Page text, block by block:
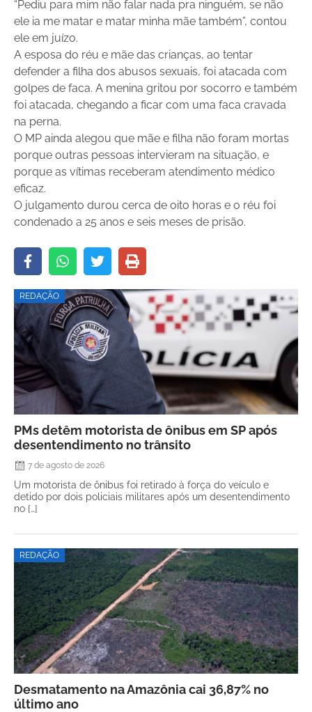
“Pediu para mim não falar nada pra ninguém, se não
ele ia me matar e matar minha mãe também”, contou
ele em juízo.
A esposa do réu e mãe das crianças, ao tentar
defender a filha dos abusos sexuais, foi atacada com
golpes de faca. A menina gritou por socorro e também
foi atacada, chegando a ficar com uma faca cravada
na perna.
O MP ainda alegou que mãe e filha não foram mortas
porque outras pessoas intervieram na situação, e
porque as vítimas receberam atendimento médico
eficaz.
O julgamento durou cerca de oito horas e o réu foi
condenado a 25 anos e seis meses de prisão.
REDAÇÃO
PMs detêm motorista de ônibus em SP após
desentendimento no trânsito
7 de agosto de 2026
Um motorista de ônibus foi retirado à força do veículo e
detido por dois policiais militares após um desentendimento
no […]
REDAÇÃO
Desmatamento na Amazônia cai 36,87% no
último ano